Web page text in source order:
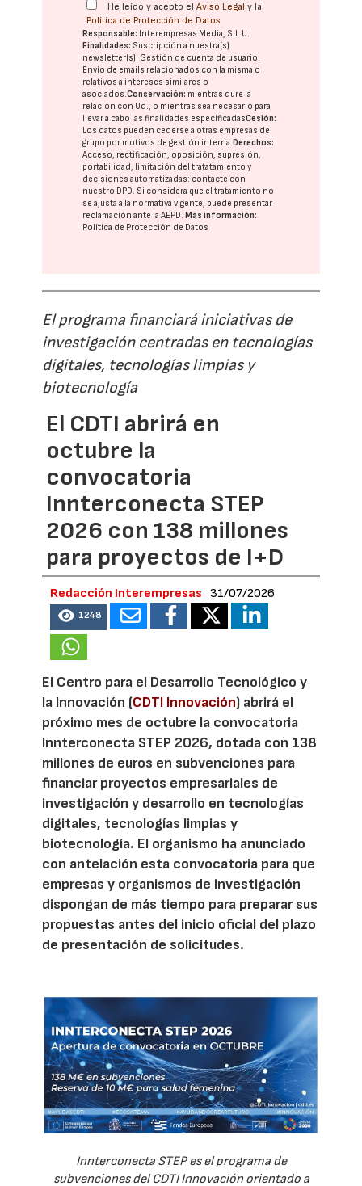
He leído y acepto elAviso Legal y la
Política de Protección de Datos
Responsable: Interempresas Media, S.L.U.
Finalidades: Suscripción a nuestra(s)
newsletter(s). Gestión de cuenta de usuario.
Envío de emails relacionados con la misma o
relativos a intereses similares o
asociados.Conservación: mientras dure la
relación con Ud., o mientras sea necesario para
llevar a cabo las finalidades especificadasCesión:
Los datos pueden cederse a otras empresas del
grupo por motivos de gestión interna. Derechos:
Acceso, rectificación, oposición, supresión,
portabilidad, limitación del tratatamiento y
decisiones automatizadas: contacte con
nuestro DPD. Si considera que el tratamiento no
se ajusta a la normativa vigente, puede presentar
reclamación ante laAEPD. Más información:
Política de Protección de Datos
El programa financiará iniciativas de
investigación centradas en tecnologías
digitales, tecnologías limpias y
biotecnología
El CDTI abrirá en
octubre la
convocatoria
Innterconecta STEP
2026 con 138 millones
para proyectos de I+D
Redacción Interempresas 31/07/2026
1248
El Centro para el Desarrollo Tecnológico y
la Innovación (CDTI Innovación) abrirá el
próximo mes de octubre la convocatoria
Innterconecta STEP 2026, dotada con 138
millones de euros en subvenciones para
financiar proyectos empresariales de
investigación y desarrollo en tecnologías
digitales, tecnologías limpias y
biotecnología. El organismo ha anunciado
con antelación esta convocatoria para que
empresas y organismos de investigación
dispongan de más tiempo para preparar sus
propuestas antes del inicio oficial del plazo
de presentación de solicitudes.
Innterconecta STEP es el programa de
subvenciones del CDTI Innovación orientado a